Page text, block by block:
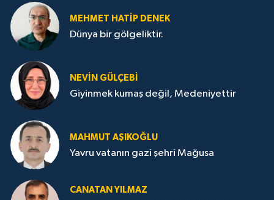
MEHMET HATİP DENEK
Dünya bir gölgeliktir.
NEVİN GÜLÇEBİ
Giyinmek kumaş değil, Medeniyettir
MAHMUT AŞIKOĞLU
Yavru vatanın gazi şehri Mağusa
CANATAN YILMAZ